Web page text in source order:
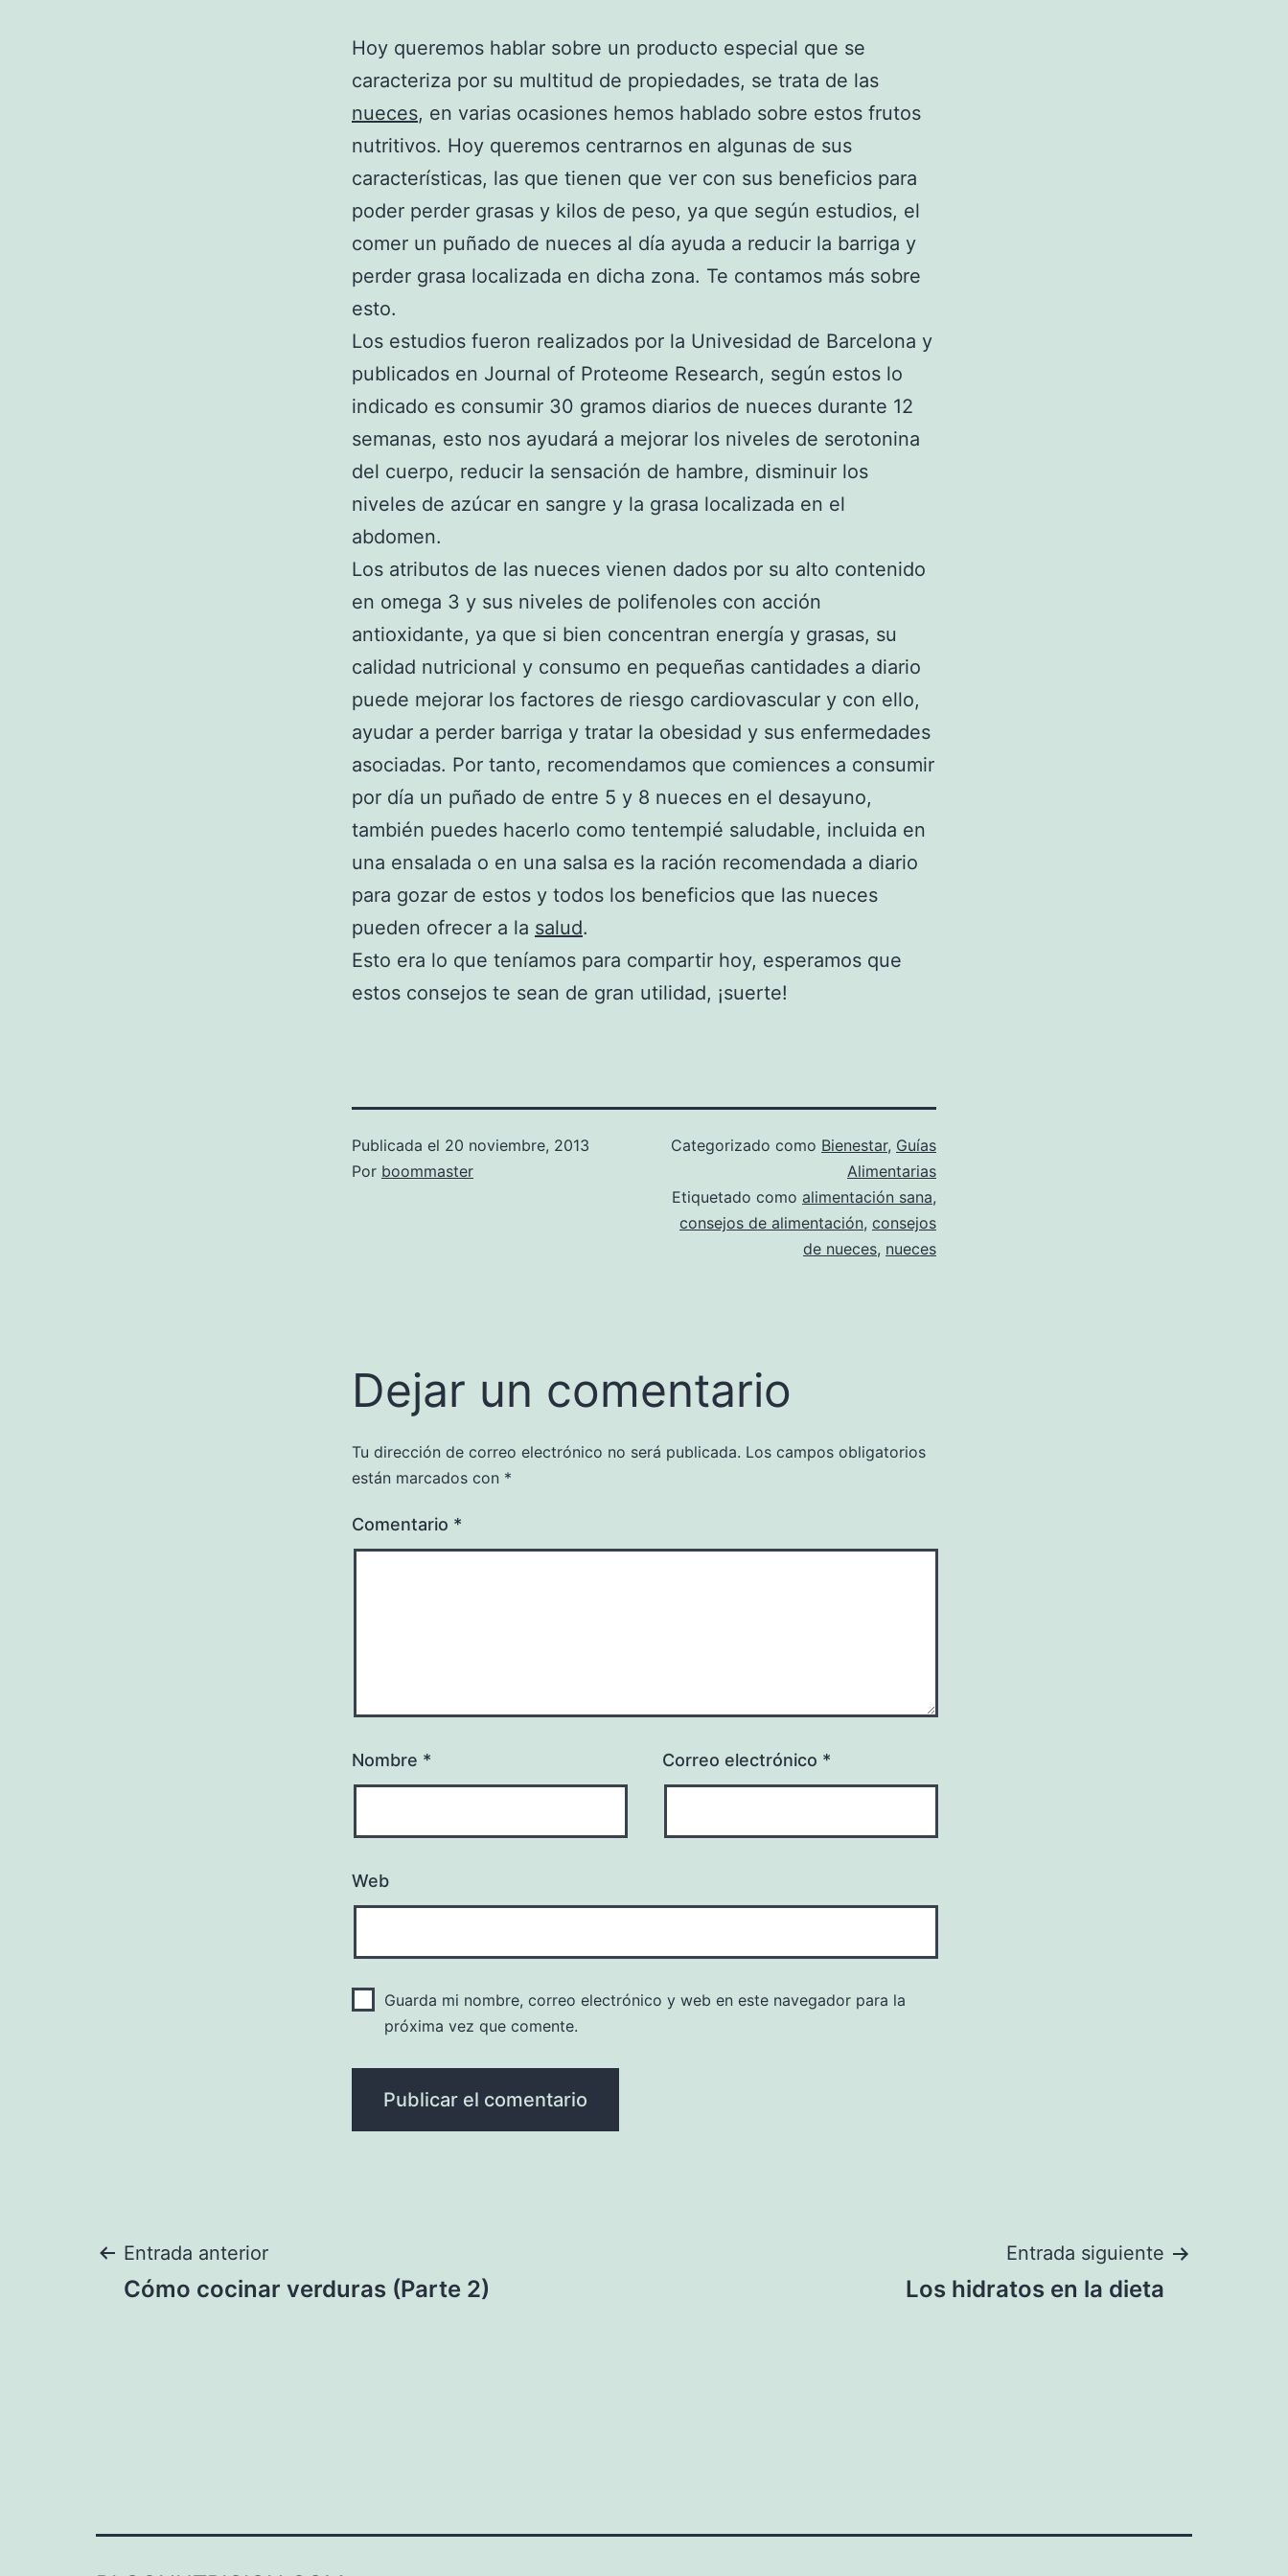
Hoy queremos hablar sobre un producto especial que se
caracteriza por su multitud de propiedades, se trata de las
nueces, en varias ocasiones hemos hablado sobre estos frutos
nutritivos. Hoy queremos centrarnos en algunas de sus
características, las que tienen que ver con sus beneficios para
poder perder grasas y kilos de peso, ya que según estudios, el
comer un puñado de nueces al día ayuda a reducir la barriga y
perder grasa localizada en dicha zona. Te contamos más sobre
esto.
Los estudios fueron realizados por la Univesidad de Barcelona y
publicados en Journal of Proteome Research, según estos lo
indicado es consumir 30 gramos diarios de nueces durante 12
semanas, esto nos ayudará a mejorar los niveles de serotonina
del cuerpo, reducir la sensación de hambre, disminuir los
niveles de azúcar en sangre y la grasa localizada en el
abdomen.
Los atributos de las nueces vienen dados por su alto contenido
en omega 3 y sus niveles de polifenoles con acción
antioxidante, ya que si bien concentran energía y grasas, su
calidad nutricional y consumo en pequeñas cantidades a diario
puede mejorar los factores de riesgo cardiovascular y con ello,
ayudar a perder barriga y tratar la obesidad y sus enfermedades
asociadas. Por tanto, recomendamos que comiences a consumir
por día un puñado de entre 5 y 8 nueces en el desayuno,
también puedes hacerlo como tentempié saludable, incluida en
una ensalada o en una salsa es la ración recomendada a diario
para gozar de estos y todos los beneficios que las nueces
pueden ofrecer a la salud.
Esto era lo que teníamos para compartir hoy, esperamos que
estos consejos te sean de gran utilidad, ¡suerte!
Publicada el 20 noviembre, 2013
Por boommaster
Categorizado como Bienestar, Guías
Alimentarias
Etiquetado como alimentación sana,
consejos de alimentación, consejos
de nueces, nueces
Dejar un comentario
Tu dirección de correo electrónico no será publicada. Los campos obligatorios
están marcados con *
Comentario *
Nombre * Correo electrónico *
Web
Guarda mi nombre, correo electrónico y web en este navegador para la
próxima vez que comente.
Navegación
Entrada anterior
Cómo cocinar verduras (Parte 2)
Entrada siguiente
Los hidratos en la dieta